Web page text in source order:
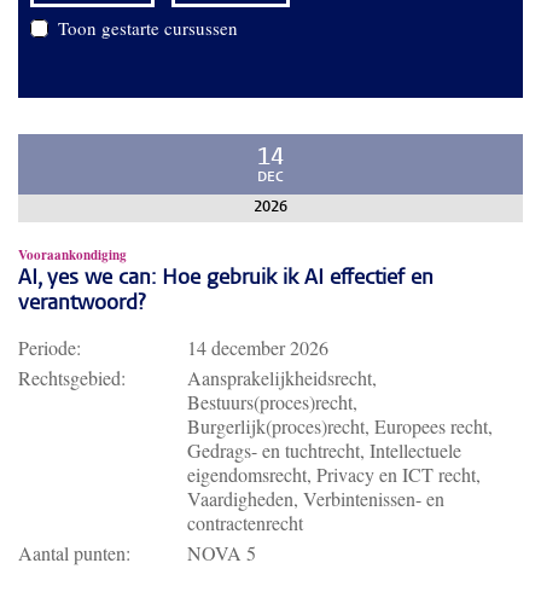
Toon gestarte cursussen
14
DEC
2026
Vooraankondiging
AI, yes we can: Hoe gebruik ik AI effectief en
verantwoord?
Periode:
14 december 2026
Rechtsgebied:
Aansprakelijkheidsrecht,
Bestuurs(proces)recht,
Burgerlijk(proces)recht, Europees recht,
Gedrags- en tuchtrecht, Intellectuele
eigendomsrecht, Privacy en ICT recht,
Vaardigheden, Verbintenissen- en
contractenrecht
Aantal punten:
NOVA 5